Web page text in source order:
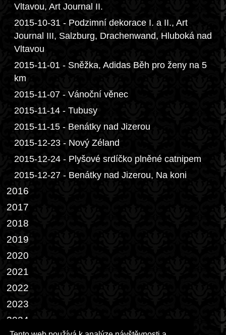
Vltavou, Art Journal II.
2015-10-31 - Podzimní dekorace I. a II., Art
Journal III, Salzburg, Drachenwand, Hluboká nad
Vltavou
2015-11-01 - Sněžka, Adidas Běh pro ženy na 5
km
2015-11-07 - Vánoční věnec
2015-11-14 - Tubusy
2015-11-15 - Benátky nad Jizerou
2015-12-23 - Nový Zéland
2015-12-24 - Plyšové srdíčko plněné catnipem
2015-12-27 - Benátky nad Jizerou, Na koni
2016
2017
2018
2019
2020
2021
2022
2023
2024